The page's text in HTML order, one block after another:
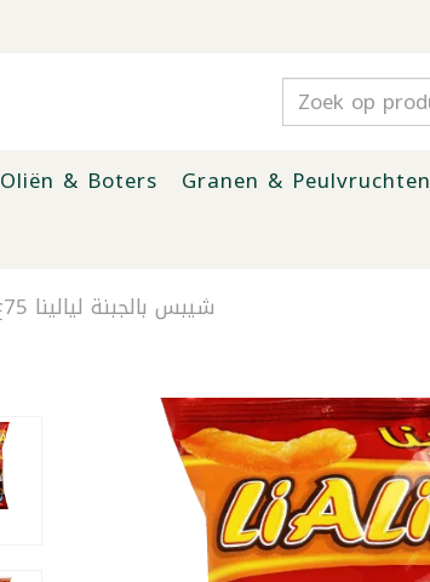
Oliën & Boters Granen & Peulvruchten
شيبس بالجبنة ليالينا 75غ